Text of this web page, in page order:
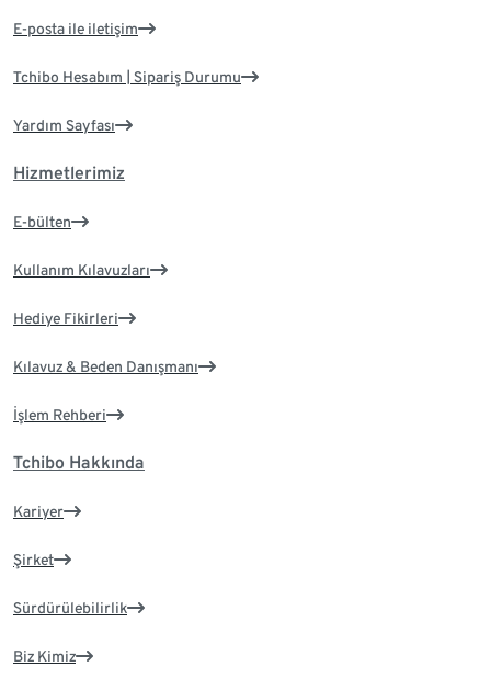
E-posta ile iletişim
Tchibo Hesabım | Sipariş Durumu
Yardım Sayfası
Hizmetlerimiz
E-bülten
Kullanım Kılavuzları
Hediye Fikirleri
Kılavuz & Beden Danışmanı
İşlem Rehberi
Tchibo Hakkında
Kariyer
Şirket
Sürdürülebilirlik
Biz Kimiz